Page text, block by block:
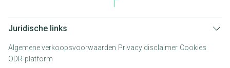
Juridische links
Algemene verkoopsvoorwaarden Privacy disclaimer Cookies
ODR-platform